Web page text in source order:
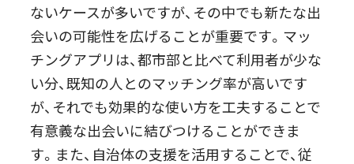
ないケースが多いですが、その中でも新たな出
会いの可能性を広げることが重要です。マッ
チングアプリは、都市部と比べて利用者が少な
い分、既知の人とのマッチング率が高いです
が、それでも効果的な使い方を工夫することで
有意義な出会いに結びつけることができま
す。また、自治体の支援を活用することで、従